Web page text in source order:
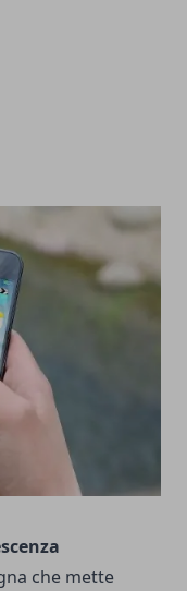
che mette